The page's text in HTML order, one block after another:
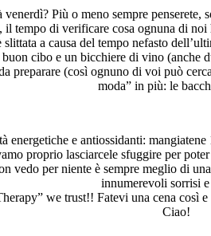
Più o meno sempre
il tempo di verificare cosa ognuna di
a causa del tempo nefasto
cibo e un bicchiere di vino (anche
preparare (così ognuno di voi può
moda” in più: le
energetiche e antiossidanti:
proprio lasciarcele sfuggire per
vedo per niente è sempre meglio di
innumerevoli sorrisi
we trust!! Fatevi una cena così
Ciao!